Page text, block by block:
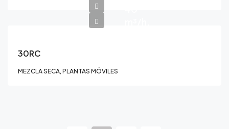
30RC
MEZCLA SECA, PLANTAS MÓVILES